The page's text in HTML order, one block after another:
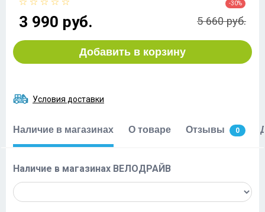
3 990 руб.
-30%
5 660 руб.
Добавить в корзину
Условия доставки
Наличие в магазинах О товаре Отзывы 0
Наличие в магазинах ВЕЛОДРАЙВ